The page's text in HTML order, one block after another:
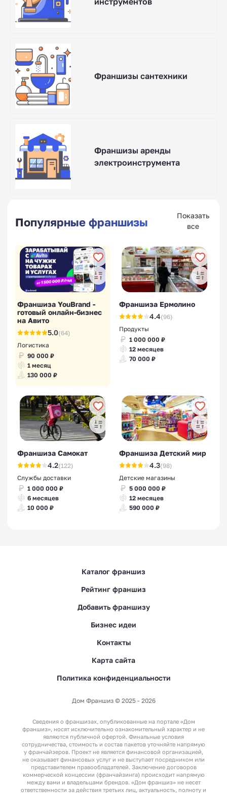
Франшизы сантехники
Франшизы аренды
электроинструмента
Популярные франшизы
Показать
все
Франшиза YouBrand -
готовый онлайн-бизнес
на Авито
5.0(64)
Логистика
90 000 ₽
1 месяц
130 000 ₽
Франшиза Ермолино
4.4(96)
Продукты
1 000 000 ₽
12 месяцев
70 000 ₽
Франшиза Самокат
4.2(122)
Службы доставки
1 000 000 ₽
6 месяцев
10 000 ₽
Франшиза Детский мир
4.3(98)
Детские магазины
5 000 000 ₽
12 месяцев
590 000 ₽
Каталог франшиз
Рейтинг франшиз
Добавить франшизу
Бизнес идеи
Контакты
Карта сайта
Политика конфиденциальности
Дом Франшиз © 2025 - 2026